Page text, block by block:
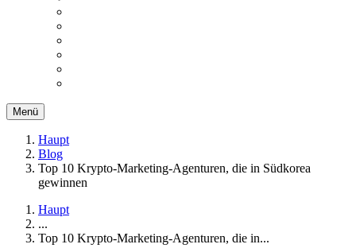
Menü
Haupt
Blog
Top 10 Krypto-Marketing-Agenturen, die in Südkorea
gewinnen
Haupt
...
Top 10 Krypto-Marketing-Agenturen, die in...